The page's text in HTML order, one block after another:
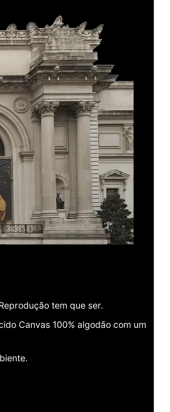
tem que ser.
Canvas 100% algodão com um